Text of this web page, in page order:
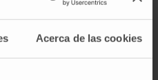
Acerca de las cookies
ventajas, el uso de
con varios efectos
variar desde leves